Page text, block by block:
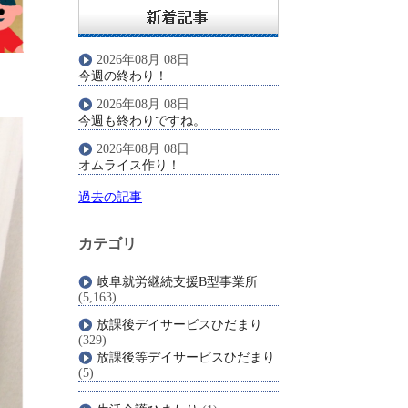
2026年08月 08日
今週の終わり！
2026年08月 08日
今週も終わりですね。
2026年08月 08日
オムライス作り！
過去の記事
カテゴリ
岐阜就労継続支援B型事業所
(5,163)
放課後デイサービスひだまり
(329)
放課後等デイサービスひだまり
(5)